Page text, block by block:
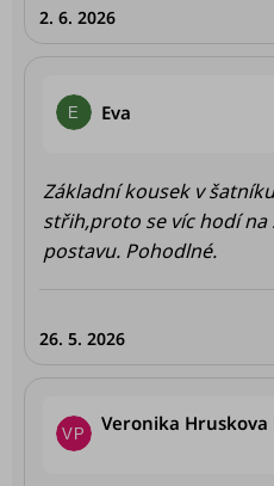
2. 6. 2026
zamiluju 😊 Jo a černá je
E Eva Hodnocení
26. 5. 2026
Základní kousek v
střih,proto se víc hodí na
postavu. Pohodlné.
VP Hodnocení produktu